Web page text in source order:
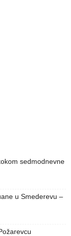
sedmodnevne
u Smederevu –